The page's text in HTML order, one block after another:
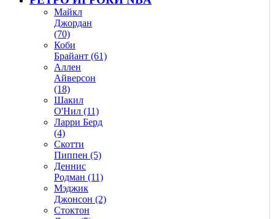
Майкл
Джордан
(70)
Коби
Брайант (61)
Аллен
Айверсон
(18)
Шакил
О'Нил (11)
Ларри Берд
(4)
Скотти
Пиппен (5)
Деннис
Родман (11)
Мэджик
Джонсон (2)
Стоктон